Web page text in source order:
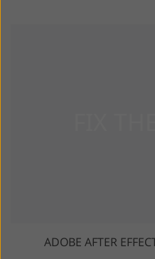
ADOBE AFTER